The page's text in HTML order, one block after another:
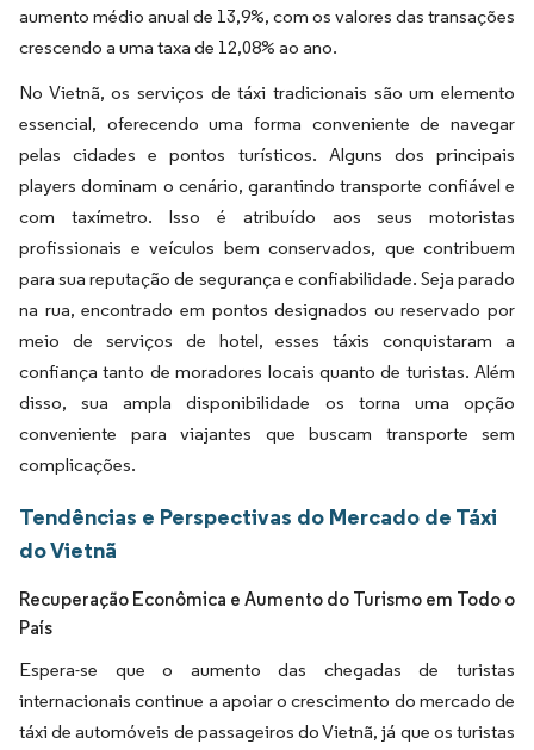
aumento médio anual de 13,9%, com os valores das transações
crescendo a uma taxa de 12,08% ao ano.
No Vietnã, os serviços de táxi tradicionais são um elemento
essencial, oferecendo uma forma conveniente de navegar
pelas cidades e pontos turísticos. Alguns dos principais
players dominam o cenário, garantindo transporte confiável e
com taxímetro. Isso é atribuído aos seus motoristas
profissionais e veículos bem conservados, que contribuem
para sua reputação de segurança e confiabilidade. Seja parado
na rua, encontrado em pontos designados ou reservado por
meio de serviços de hotel, esses táxis conquistaram a
confiança tanto de moradores locais quanto de turistas. Além
disso, sua ampla disponibilidade os torna uma opção
conveniente para viajantes que buscam transporte sem
complicações.
Tendências e Perspectivas do Mercado de Táxi
do Vietnã
Recuperação Econômica e Aumento do Turismo em Todo o
País
Espera-se que o aumento das chegadas de turistas
internacionais continue a apoiar o crescimento do mercado de
táxi de automóveis de passageiros do Vietnã, já que os turistas